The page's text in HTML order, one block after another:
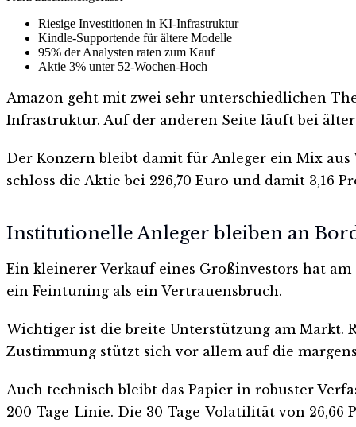
Riesige Investitionen in KI-Infrastruktur
Kindle-Supportende für ältere Modelle
95% der Analysten raten zum Kauf
Aktie 3% unter 52-Wochen-Hoch
Amazon geht mit zwei sehr unterschiedlichen
Infrastruktur. Auf der anderen Seite läuft bei
Der Konzern bleibt damit für Anleger ein Mix
schloss die Aktie bei 226,70 Euro und damit 3,16
Institutionelle Anleger bleiben an
Ein kleinerer Verkauf eines Großinvestors hat
ein Feintuning als ein Vertrauensbruch.
Wichtiger ist die breite Unterstützung am Markt.
Zustimmung stützt sich vor allem auf die
Auch technisch bleibt das Papier in robuster
200-Tage-Linie. Die 30-Tage-Volatilität von 26,66